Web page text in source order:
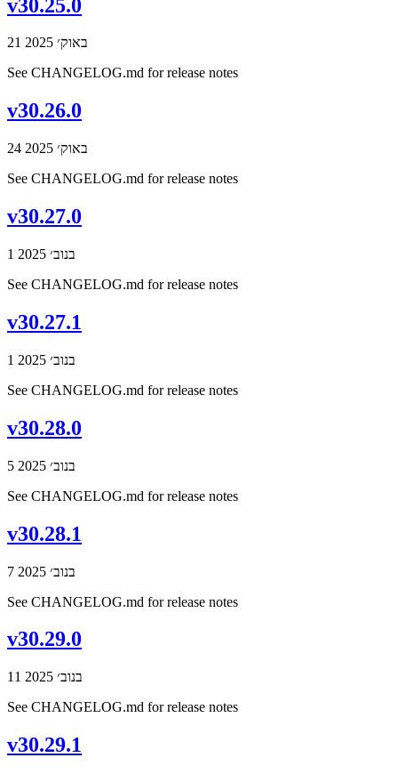
v30.25.0
21 באוק׳ 2025
See CHANGELOG.md for release notes
v30.26.0
24 באוק׳ 2025
See CHANGELOG.md for release notes
v30.27.0
1 בנוב׳ 2025
See CHANGELOG.md for release notes
v30.27.1
1 בנוב׳ 2025
See CHANGELOG.md for release notes
v30.28.0
5 בנוב׳ 2025
See CHANGELOG.md for release notes
v30.28.1
7 בנוב׳ 2025
See CHANGELOG.md for release notes
v30.29.0
11 בנוב׳ 2025
See CHANGELOG.md for release notes
v30.29.1